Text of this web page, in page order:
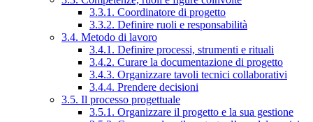
3.3.1. Coordinatore di progetto
3.3.2. Definire ruoli e responsabilità
3.4. Metodo di lavoro
3.4.1. Definire processi, strumenti e rituali
3.4.2. Curare la documentazione di progetto
3.4.3. Organizzare tavoli tecnici collaborativi
3.4.4. Prendere decisioni
3.5. Il processo progettuale
3.5.1. Organizzare il progetto e la sua gestione